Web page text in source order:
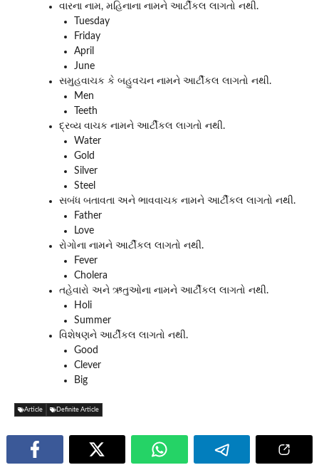
વારના નામ, મહિનાના નામને આર્ટીકલ લાગતો નથી.
Tuesday
Friday
April
June
સમુહવાચક કે બહુવચન નામને આર્ટીકલ લાગતો નથી.
Men
Teeth
દ્રવ્ય વાચક નામને આર્ટીકલ લાગતો નથી.
Water
Gold
Silver
Steel
સબંધ બતાવતા અને ભાવવાચક નામને આર્ટીકલ લાગતો નથી.
Father
Love
રોગોના નામને આર્ટીકલ લાગતો નથી.
Fever
Cholera
તહેવારો અને ઋતુઓના નામને આર્ટીકલ લાગતો નથી.
Holi
Summer
વિશેષણને આર્ટીકલ લાગતો નથી.
Good
Clever
Big
Article Definite Article